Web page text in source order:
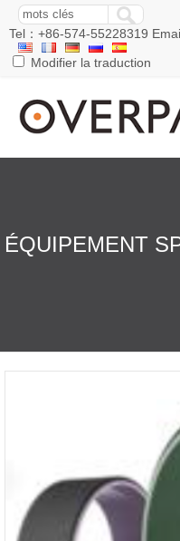
Tel：+86-574-55228319
Modifier la traduction
ÉQUIPEMENT